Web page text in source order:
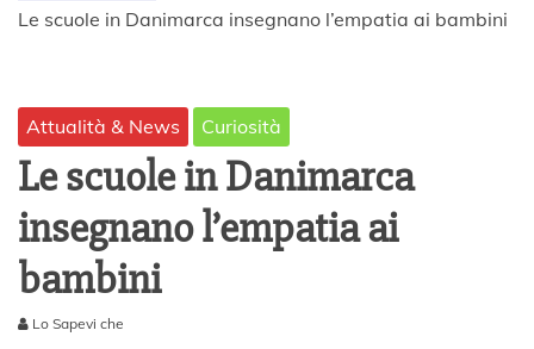
Le scuole in Danimarca insegnano l’empatia ai bambini
Attualità & News Curiosità
Le scuole in Danimarca
insegnano l’empatia ai
bambini
Lo Sapevi che